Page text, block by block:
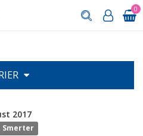
0
2017
Smerter